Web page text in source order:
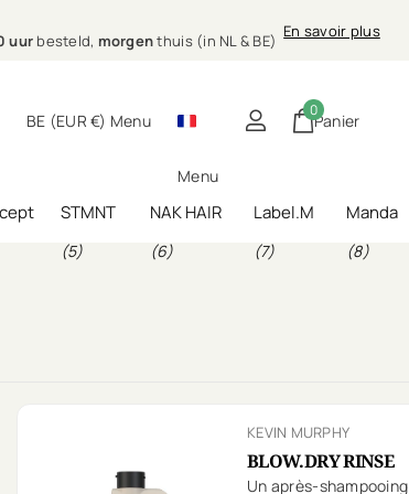
bij jou thuis
haarverzorging bij jou thuis En savoir plus
BE (EUR €) Menu
Menu
Panier
0
STMNT
(5)
NAK HAIR
(6)
Label.M
(7)
Manda
(8)
KEVIN MURPHY
BLOW.DRY RINSE
Un après-shampooing